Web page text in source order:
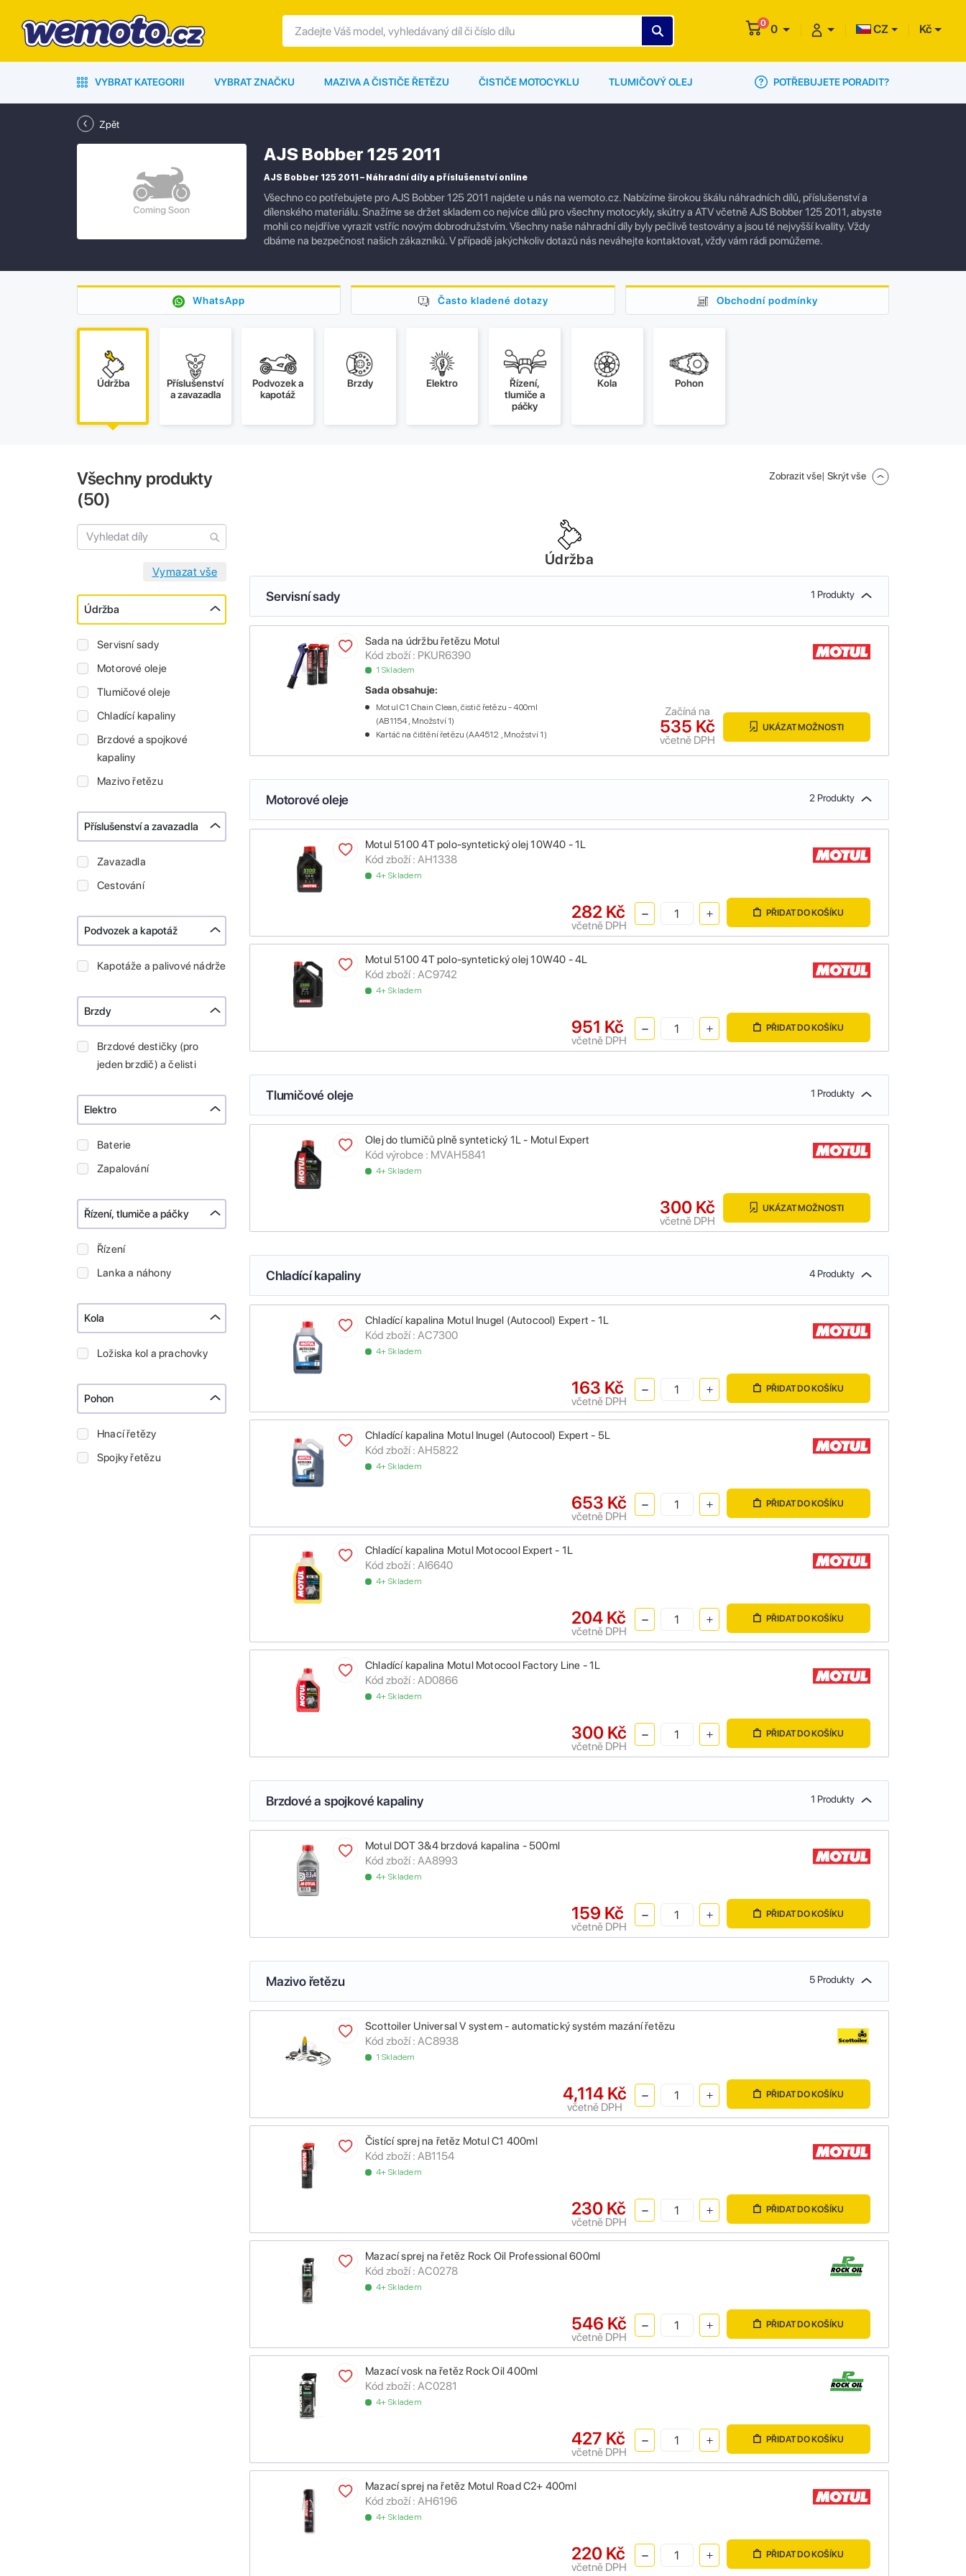
0 0 CZ Kč
VYBRAT KATEGORII VYBRAT ZNAČKU MAZIVA A ČISTIČE ŘETĚZU ČISTIČE MOTOCYKLU TLUMIČOVÝ OLEJ POTŘEBUJETE PORADIT?
Zpět
AJS Bobber 125 2011
AJS Bobber 125 2011 – Náhradní díly a příslušenství online
Všechno co potřebujete pro AJS Bobber 125 2011 najdete u nás na wemoto.cz. Nabízíme širokou škálu náhradních dílů, příslušenství a
dílenského materiálu. Snažíme se držet skladem co nejvíce dílů pro všechny motocykly, skútry a ATV včetně AJS Bobber 125 2011, abyste
mohli co nejdříve vyrazit vstříc novým dobrodružstvím. Všechny naše náhradní díly byly pečlivě testovány a jsou té nejvyšší kvality. Vždy
dbáme na bezpečnost našich zákazníků. V případě jakýchkoliv dotazů nás neváhejte kontaktovat, vždy vám rádi pomůžeme.
WhatsApp Často kladené dotazy Obchodní podmínky
Údržba
Příslušenství
a zavazadla
Podvozek a
kapotáž
Brzdy Elektro
Řízení,
tlumiče a
páčky
Kola Pohon
Všechny produkty
(50)
Údržba
Servisní sady
Motorové oleje
Tlumičové oleje
Chladící kapaliny
Brzdové a spojkové
kapaliny
Mazivo řetězu
Příslušenství a zavazadla
Zavazadla
Cestování
Podvozek a kapotáž
Kapotáže a palivové nádrže
Brzdy
Brzdové destičky (pro
jeden brzdič) a čelisti
Elektro
Baterie
Zapalování
Řízení, tlumiče a páčky
Řízení
Lanka a náhony
Kola
Ložiska kol a prachovky
Pohon
Hnací řetězy
Spojky řetězu
Zobrazit vše| Skrýt vše
Údržba
Servisní sady 1 Produkty
Sada na údržbu řetězu Motul
Kód zboží : PKUR6390
1 Skladem
Sada obsahuje:
Motul C1 Chain Clean, čistič řetězu - 400ml
(AB1154 , Množství 1)
Kartáč na čištění řetězu (AA4512 , Množství 1)
535 Kč
včetně DPH
Začíná na
UKÁZAT MOŽNOSTI
Motorové oleje 2 Produkty
Motul 5100 4T polo-syntetický olej 10W40 - 1L
Kód zboží : AH1338
4+ Skladem
282 Kč
včetně DPH
PŘIDAT DO KOŠÍKU
Motul 5100 4T polo-syntetický olej 10W40 - 4L
Kód zboží : AC9742
4+ Skladem
951 Kč
včetně DPH
PŘIDAT DO KOŠÍKU
Tlumičové oleje 1 Produkty
Olej do tlumičů plně syntetický 1L - Motul Expert
Kód výrobce : MVAH5841
4+ Skladem
300 Kč
včetně DPH
UKÁZAT MOŽNOSTI
Chladící kapaliny 4 Produkty
Chladící kapalina Motul Inugel (Autocool) Expert - 1L
Kód zboží : AC7300
4+ Skladem
163 Kč
včetně DPH
PŘIDAT DO KOŠÍKU
Chladící kapalina Motul Inugel (Autocool) Expert - 5L
Kód zboží : AH5822
4+ Skladem
653 Kč
včetně DPH
PŘIDAT DO KOŠÍKU
Chladící kapalina Motul Motocool Expert - 1L
Kód zboží : AI6640
4+ Skladem
204 Kč
včetně DPH
PŘIDAT DO KOŠÍKU
Chladící kapalina Motul Motocool Factory Line - 1L
Kód zboží : AD0866
4+ Skladem
300 Kč
včetně DPH
PŘIDAT DO KOŠÍKU
Brzdové a spojkové kapaliny 1 Produkty
Motul DOT 3&4 brzdová kapalina - 500ml
Kód zboží : AA8993
4+ Skladem
159 Kč
včetně DPH
PŘIDAT DO KOŠÍKU
Mazivo řetězu 5 Produkty
Scottoiler Universal V system - automatický systém mazání řetězu
Kód zboží : AC8938
1 Skladem
4,114 Kč
včetně DPH
PŘIDAT DO KOŠÍKU
Čistící sprej na řetěz Motul C1 400ml
Kód zboží : AB1154
4+ Skladem
230 Kč
včetně DPH
PŘIDAT DO KOŠÍKU
Mazací sprej na řetěz Rock Oil Professional 600ml
Kód zboží : AC0278
4+ Skladem
546 Kč
včetně DPH
PŘIDAT DO KOŠÍKU
Mazací vosk na řetěz Rock Oil 400ml
Kód zboží : AC0281
4+ Skladem
427 Kč
včetně DPH
PŘIDAT DO KOŠÍKU
Mazací sprej na řetěz Motul Road C2+ 400ml
Kód zboží : AH6196
4+ Skladem
220 Kč
včetně DPH
PŘIDAT DO KOŠÍKU